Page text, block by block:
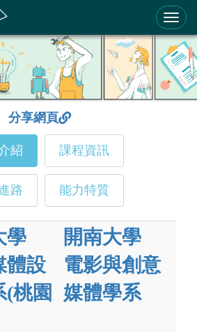
育才輔助系統
分享網頁
紹 課程資訊
路 能力特質
學
體設
(桃園
開南大學
電影與創意
媒體學系